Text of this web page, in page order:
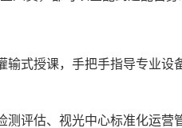
式授课，手把手指导专业
评估、视光中心标准化运